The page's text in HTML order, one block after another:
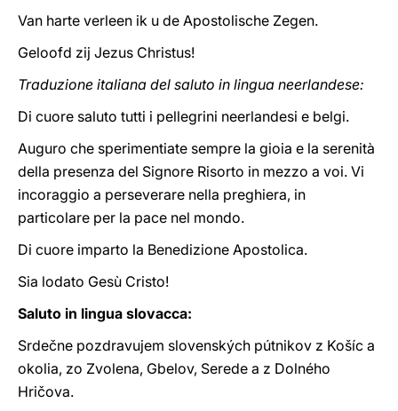
Van harte verleen ik u de Apostolische Zegen.
Geloofd zij Jezus Christus!
Traduzione italiana del saluto in lingua neerlandese:
Di cuore saluto tutti i pellegrini neerlandesi e belgi.
Auguro che sperimentiate sempre la gioia e la serenità
della presenza del Signore Risorto in mezzo a voi. Vi
incoraggio a perseverare nella preghiera, in
particolare per la pace nel mondo.
Di cuore imparto la Benedizione Apostolica.
Sia lodato Gesù Cristo!
Saluto in lingua slovacca:
Srdečne pozdravujem slovenských pútnikov z Košíc a
okolia, zo Zvolena, Gbelov, Serede a z Dolného
Hričova.